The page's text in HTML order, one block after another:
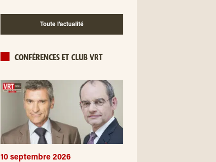
Toute l’actualité
CONFÉRENCES ET CLUB VRT
10 septembre 2026